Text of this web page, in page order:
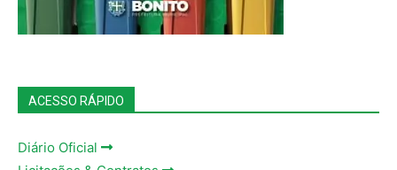
ACESSO RÁPIDO
Diário Oficial